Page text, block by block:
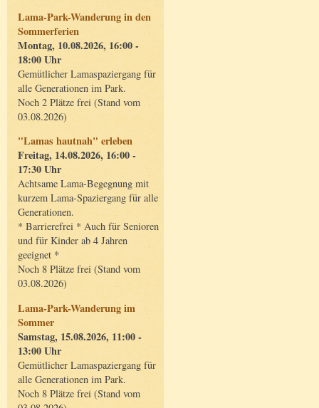
Lama-Park-Wanderung in den
Sommerferien
Montag, 10.08.2026, 16:00 -
18:00 Uhr
Gemütlicher Lamaspaziergang für
alle Generationen im Park.
Noch 2 Plätze frei (Stand vom
03.08.2026)
"Lamas hautnah" erleben
Freitag, 14.08.2026, 16:00 -
17:30 Uhr
Achtsame Lama-Begegnung mit
kurzem Lama-Spaziergang für alle
Generationen.
* Barrierefrei * Auch für Senioren
und für Kinder ab 4 Jahren
geeignet *
Noch 8 Plätze frei (Stand vom
03.08.2026)
Lama-Park-Wanderung im
Sommer
Samstag, 15.08.2026, 11:00 -
13:00 Uhr
Gemütlicher Lamaspaziergang für
alle Generationen im Park.
Noch 8 Plätze frei (Stand vom